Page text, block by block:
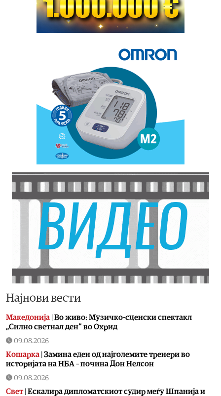
Најнови вести
Македонија Во живо: Музичко-сценски спектакл
„Силно светнал ден“ во Охрид
09.08.2026
Кошарка Замина еден од најголемите тренери во
историјата на НБА – почина Дон Нелсон
09.08.2026
Свет| Ескалира дипломатскиот судир меѓу Шпанија и